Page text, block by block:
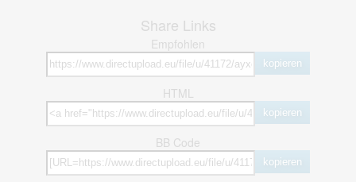
Share Links
Empfohlen
kopieren
HTML
kopieren
BB Code
kopieren